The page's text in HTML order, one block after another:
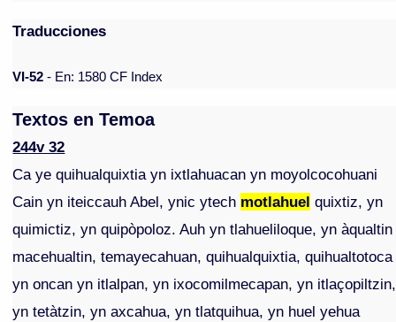
Traducciones
VI-52 - En: 1580 CF Index
Textos en Temoa
244v 32
Ca ye quihualquixtia yn ixtlahuacan yn moyolcocohuani
Cain yn iteiccauh Abel, ynic ytech motlahuel quixtiz, yn
quimictiz, yn quipòpoloz. Auh yn tlahueliloque, yn àqualtin
macehualtin, temayecahuan, quihualquixtia, quihualtotoca
yn oncan yn itlalpan, yn ixocomilmecapan, yn itlaçopiltzin,
yn tetàtzin, yn axcahua, yn tlatquihua, yn huel yehua